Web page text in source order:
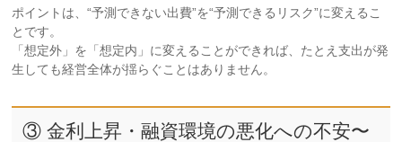
ポイントは、“予測できない出費”を“予測できるリスク”に変えるこ
とです。
「想定外」を「想定内」に変えることができれば、たとえ支出が発
生しても経営全体が揺らぐことはありません。
③ 金利上昇・融資環境の悪化への不安〜